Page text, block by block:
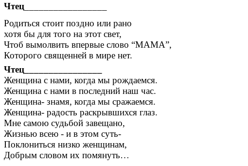
Чтец
Родиться стоит поздно или рано
хотя бы для того на этот свет,
Чтоб вымолвить впервые слово “МАМА”,
Которого священней в мире нет.
Чтец________________
Женщина с нами, когда мы рождаемся.
Женщина с нами в последний наш час.
Женщина- знамя, когда мы сражаемся.
Женщина- радость раскрывшихся глаз.
Мне самою судьбой завещано,
Жизнью всею - и в этом суть-
Поклониться низко женщинам,
Добрым словом их помянуть…